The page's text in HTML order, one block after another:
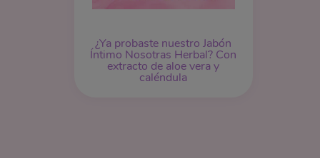
¿Ya probaste nuestro Jabón
Íntimo Nosotras Herbal? Con
extracto de aloe vera y
caléndula